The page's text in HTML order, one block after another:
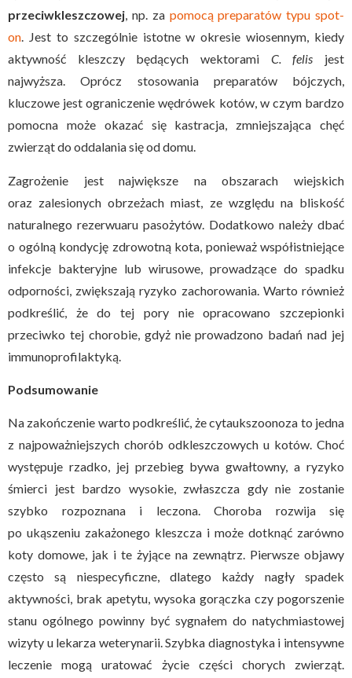
przeciwkleszczowej, np. za pomocą preparatów typu spot-
on. Jest to szczególnie istotne w okresie wiosennym, kiedy
aktywność kleszczy będących wektorami C. felis jest
najwyższa. Oprócz stosowania preparatów bójczych,
kluczowe jest ograniczenie wędrówek kotów, w czym bardzo
pomocna może okazać się kastracja, zmniejszająca chęć
zwierząt do oddalania się od domu.
Zagrożenie jest największe na obszarach wiejskich
oraz zalesionych obrzeżach miast, ze względu na bliskość
naturalnego rezerwuaru pasożytów. Dodatkowo należy dbać
o ogólną kondycję zdrowotną kota, ponieważ współistniejące
infekcje bakteryjne lub wirusowe, prowadzące do spadku
odporności, zwiększają ryzyko zachorowania. Warto również
podkreślić, że do tej pory nie opracowano szczepionki
przeciwko tej chorobie, gdyż nie prowadzono badań nad jej
immunoprofilaktyką.
Podsumowanie
Na zakończenie warto podkreślić, że cytaukszoonoza to jedna
z najpoważniejszych chorób odkleszczowych u kotów. Choć
występuje rzadko, jej przebieg bywa gwałtowny, a ryzyko
śmierci jest bardzo wysokie, zwłaszcza gdy nie zostanie
szybko rozpoznana i leczona. Choroba rozwija się
po ukąszeniu zakażonego kleszcza i może dotknąć zarówno
koty domowe, jak i te żyjące na zewnątrz. Pierwsze objawy
często są niespecyficzne, dlatego każdy nagły spadek
aktywności, brak apetytu, wysoka gorączka czy pogorszenie
stanu ogólnego powinny być sygnałem do natychmiastowej
wizyty u lekarza weterynarii. Szybka diagnostyka i intensywne
leczenie mogą uratować życie części chorych zwierząt.